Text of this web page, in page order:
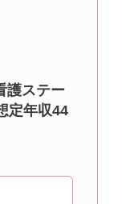
護ステー
定年収44